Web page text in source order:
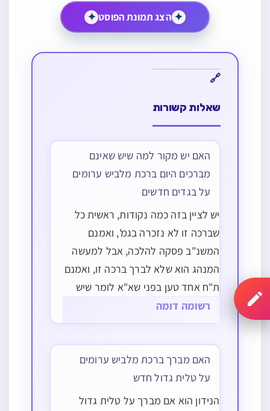
✦ הצג תמונת הפוסט ✦
שאלות קשורות
האם יש מקור למה שיש שאינם
מברכים היום ברכת מלביש ערומים
על בגדים חדשים
יש לציין בזה כמה נקודות, ראשית כל
שברכה זו לא נזכרה בגמ', ואמנם
המשנ"ב פסקה להלכה, אבל למעשה
המנהג הוא שלא לברך ברכה זו, ואמנם
ת"ח אחד טען בפני שא"א לומר שיש
מנהג בדבר כזה שאין ברור מה כל אחד
רשומה דומה
האם מברך ברכת מלביש ערומים
על טלית גדול חדש
הנידון הוא אם מברך על טלית גדול